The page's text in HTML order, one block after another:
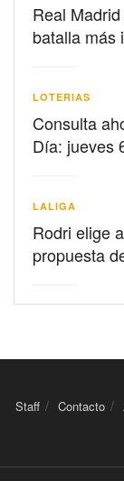
Real
batalla más
LOTERIAS
Consulta
Día: jueves
LALIGA
Rodri elige
propuesta
Staff Contacto